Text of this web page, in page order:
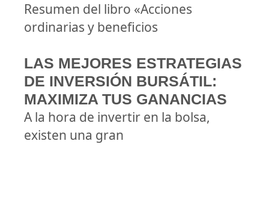
Resumen del libro «Acciones
ordinarias y beneficios
LAS MEJORES ESTRATEGIAS
DE INVERSIÓN BURSÁTIL:
MAXIMIZA TUS GANANCIAS
A la hora de invertir en la bolsa,
existen una gran